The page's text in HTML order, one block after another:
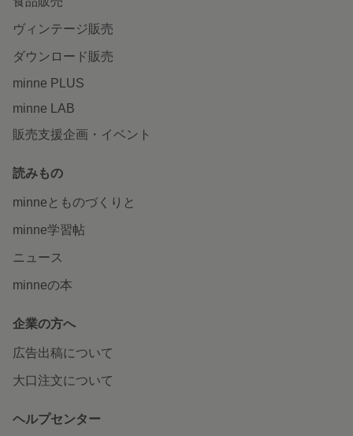
ヴィンテージ販売
ダウンロード販売
minne PLUS
minne LAB
販売支援企画・イベント
読みもの
minneとものづくりと
minne学習帖
ニュース
minneの本
企業の方へ
広告出稿について
大口注文について
ヘルプセンター